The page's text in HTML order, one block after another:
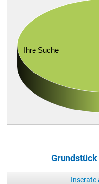
Ihre Suche
Inserate